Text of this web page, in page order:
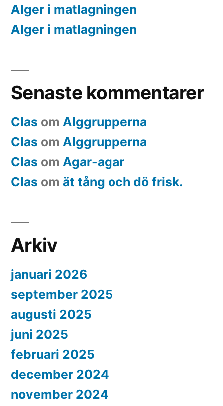
Alger i matlagningen
Alger i matlagningen
Senaste kommentarer
Clas om Alggrupperna
Clas om Alggrupperna
Clas om Agar-agar
Clas om ät tång och dö frisk.
Arkiv
januari 2026
september 2025
augusti 2025
juni 2025
februari 2025
december 2024
november 2024